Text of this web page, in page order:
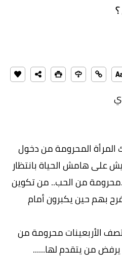
المحرومة من دخول
على هامش الحياة بانتظار
من الحب.. من تكوين
بهم حين يكبرون أمام
الأربعينات محرومة من
يرفض من يتقدم لها......